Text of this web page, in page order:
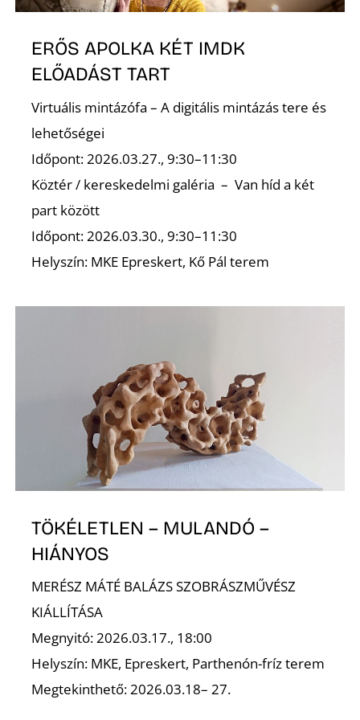
ERŐS APOLKA KÉT IMDK
ELŐADÁST TART
Virtuális mintázófa – A digitális mintázás tere és
lehetőségei
Időpont: 2026.03.27., 9:30–11:30
Köztér / kereskedelmi galéria – Van híd a két
part között
Időpont: 2026.03.30., 9:30–11:30
Helyszín: MKE Epreskert, Kő Pál terem
TÖKÉLETLEN – MULANDÓ –
HIÁNYOS
MERÉSZ MÁTÉ BALÁZS SZOBRÁSZMŰVÉSZ
KIÁLLÍTÁSA
Megnyitó: 2026.03.17., 18:00
Helyszín: MKE, Epreskert, Parthenón-fríz terem
Megtekinthető: 2026.03.18– 27.